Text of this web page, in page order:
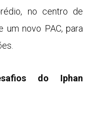
no centro de
um novo PAC, para
do Iphan